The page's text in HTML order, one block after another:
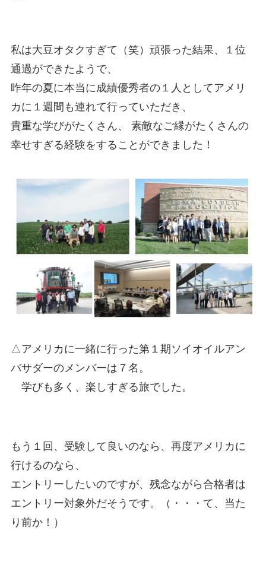
私は大豆オタクすぎて（笑）頑張った結果、１位
通過ができたようで、
昨年の夏に本当に成績優秀者の１人としてアメリ
カに１週間も連れて行っていただき、
貴重な学びがたくさん、 素敵なご縁がたくさんの
幸せすぎる経験をすることができました！
△アメリカに一緒に行った第１期ソイオイルアン
バサダーのメンバーは７名。
学びも多く、楽しすぎる旅でした。
もう１回、受験して良いのなら、再度アメリカに
行けるのなら、
エントリーしたいのですが、残念ながら合格者は
エントリー対象外だそうです。（・・・て、当た
り前か！）